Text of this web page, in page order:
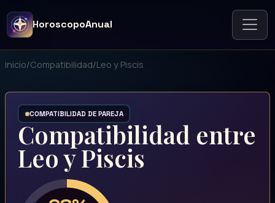
HoroscopoAnual
Inicio/Compatibilidad/Leo y Piscis
COMPATIBILIDAD DE PAREJA
Compatibilidad entre
Leo y Piscis